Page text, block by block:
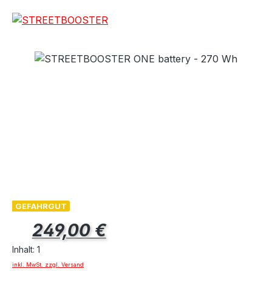
GEFAHRGUT
Regulärer Preis:
249,00 €
Inhalt: 1
inkl. MwSt. zzgl. Versand